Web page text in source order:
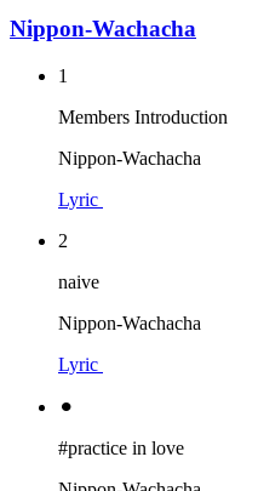
Nippon-Wachacha
1
Members Introduction
Nippon-Wachacha
Lyric
2
naive
Nippon-Wachacha
Lyric
⚫︎
#practice in love